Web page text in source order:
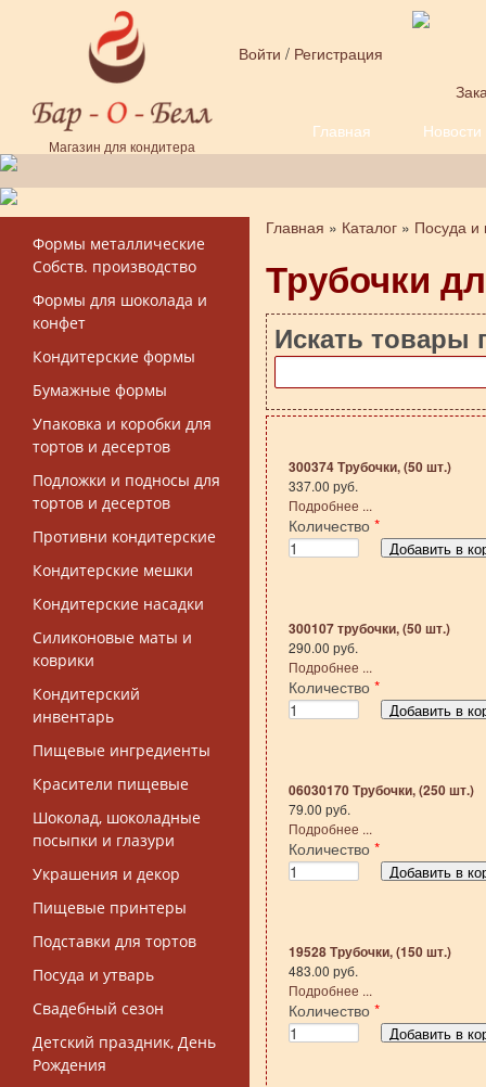
Перейти к основному содержанию
Магазин для кондитера
Войти / Регистрация
Главная
Новости
Форма поиска
Формы металлические
Собств. производство
Формы для шоколада и
конфет
Кондитерские формы
Бумажные формы
Упаковка и коробки для
тортов и десертов
Подложки и подносы для
тортов и десертов
Противни кондитерские
Кондитерские мешки
Кондитерские насадки
Силиконовые маты и
коврики
Кондитерский
инвентарь
Пищевые ингредиенты
Красители пищевые
Шоколад, шоколадные
посыпки и глазури
Украшения и декор
Пищевые принтеры
Подставки для тортов
Посуда и утварь
Свадебный сезон
Детский праздник, День
Рождения
Вы здесь
Главная » Каталог » Посуда и
Трубочки
Искать товары
300374 Трубочки, (50 шт.)
337.00 руб.
Подробнее ...
Количество *
300107 трубочки, (50 шт.)
290.00 руб.
Подробнее ...
Количество *
06030170 Трубочки, (250 шт.)
79.00 руб.
Подробнее ...
Количество *
19528 Трубочки, (150 шт.)
483.00 руб.
Подробнее ...
Количество *